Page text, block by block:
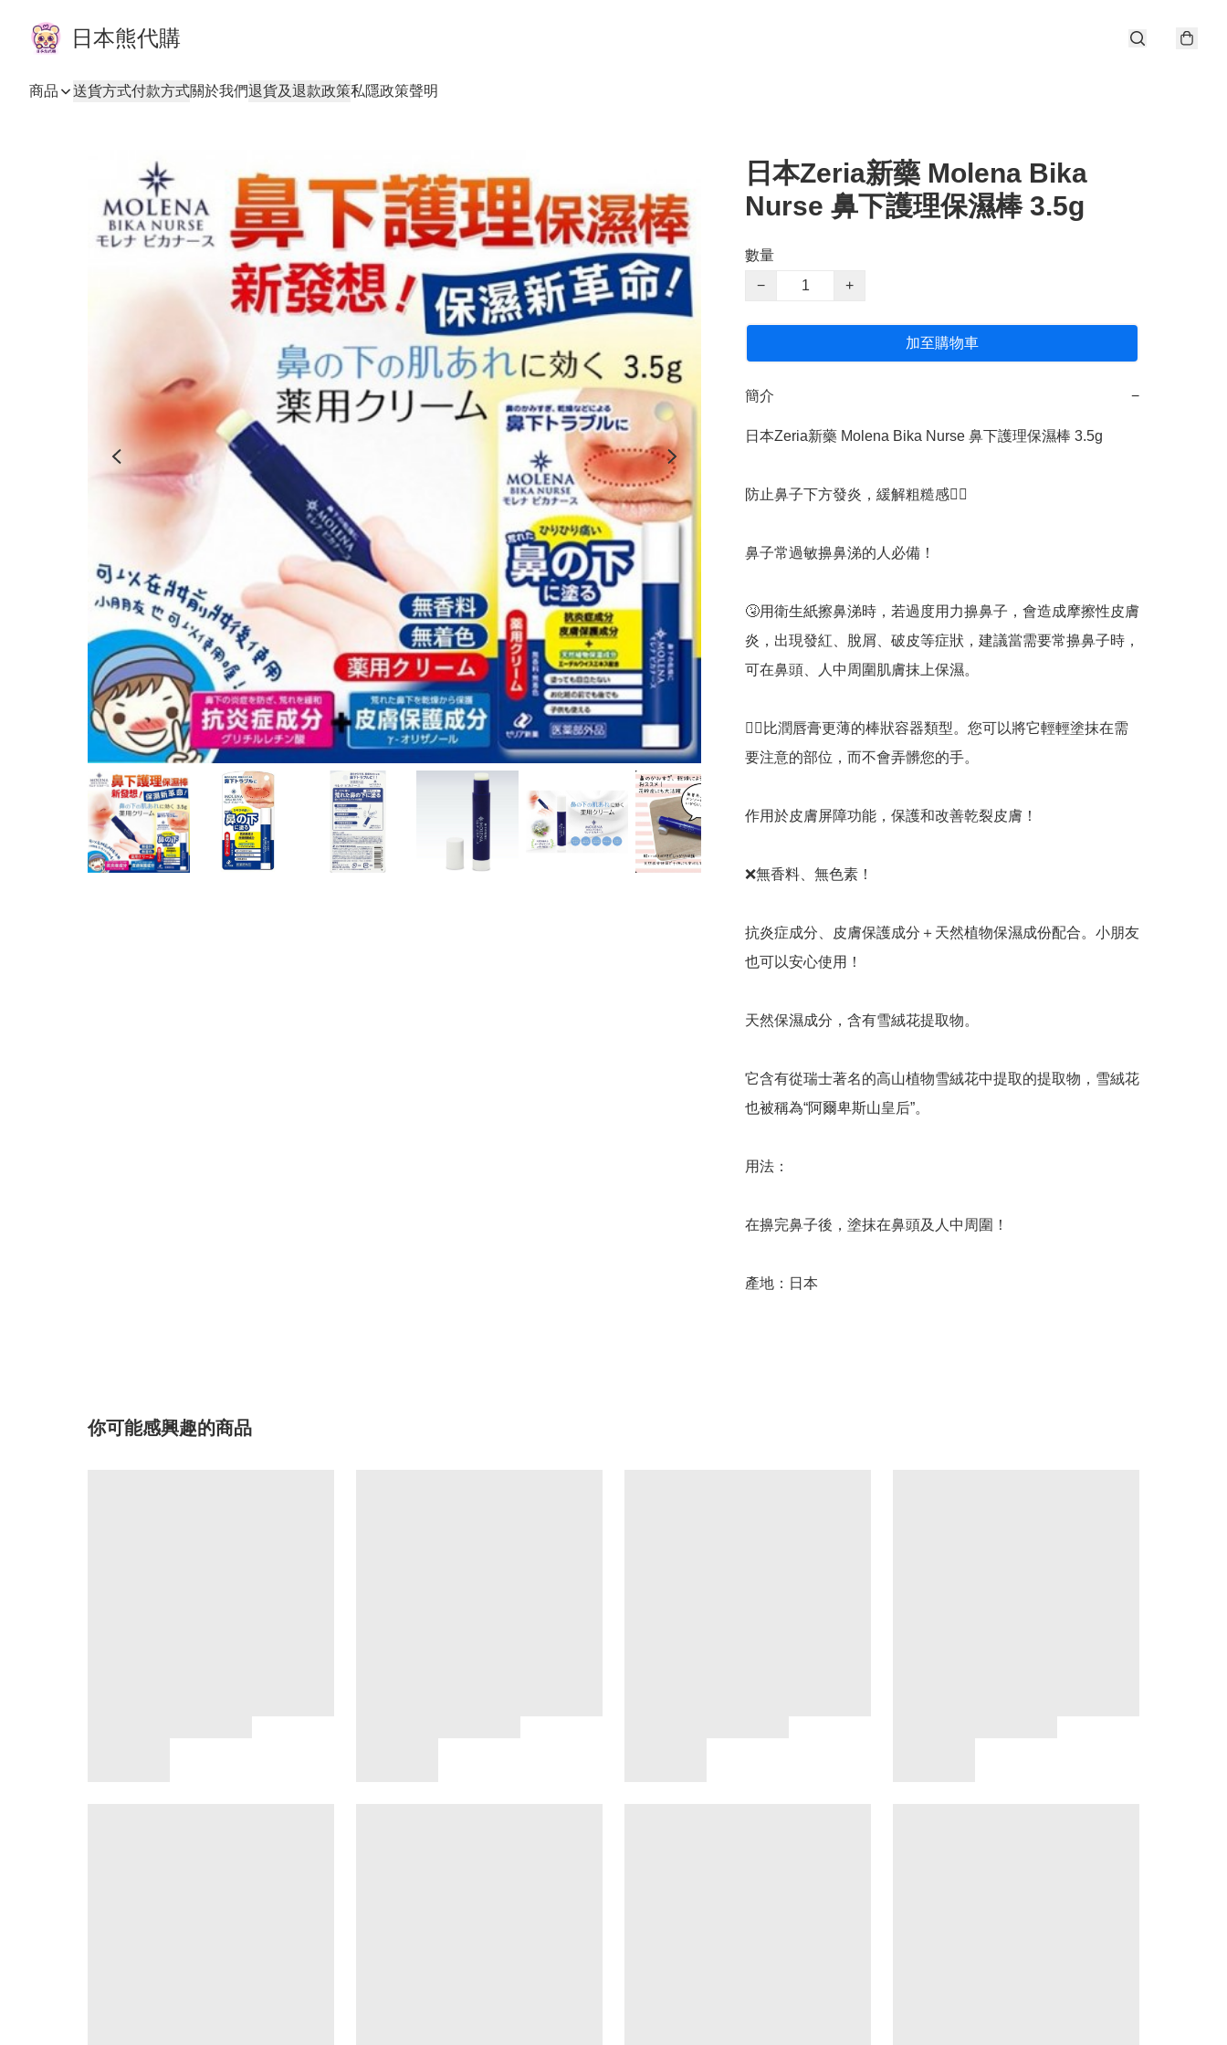
日本熊代購
商品 送貨方式付款方式關於我們退貨及退款政策私隱政策聲明
日本Zeria新藥 Molena Bika
Nurse 鼻下護理保濕棒 3.5g
數量
−
+
加至購物車
簡介 −
日本Zeria新藥 Molena Bika Nurse 鼻下護理保濕棒 3.5g
防止鼻子下方發炎，緩解粗糙感👍🏻
鼻子常過敏擤鼻涕的人必備！
🤧用衛生紙擦鼻涕時，若過度用力擤鼻子，會造成摩擦性皮膚
炎，出現發紅、脫屑、破皮等症狀，建議當需要常擤鼻子時，
可在鼻頭、人中周圍肌膚抹上保濕。
👉🏻比潤唇膏更薄的棒狀容器類型。您可以將它輕輕塗抹在需
要注意的部位，而不會弄髒您的手。
作用於皮膚屏障功能，保護和改善乾裂皮膚！
❌無香料、無色素！
抗炎症成分、皮膚保護成分＋天然植物保濕成份配合。小朋友
也可以安心使用！
天然保濕成分，含有雪絨花提取物。
它含有從瑞士著名的高山植物雪絨花中提取的提取物，雪絨花
也被稱為“阿爾卑斯山皇后”。
用法：
在擤完鼻子後，塗抹在鼻頭及人中周圍！
產地：日本
你可能感興趣的商品